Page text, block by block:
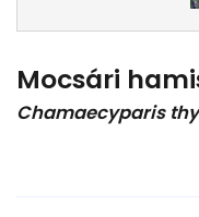
Mocsári
Chamaecyparis